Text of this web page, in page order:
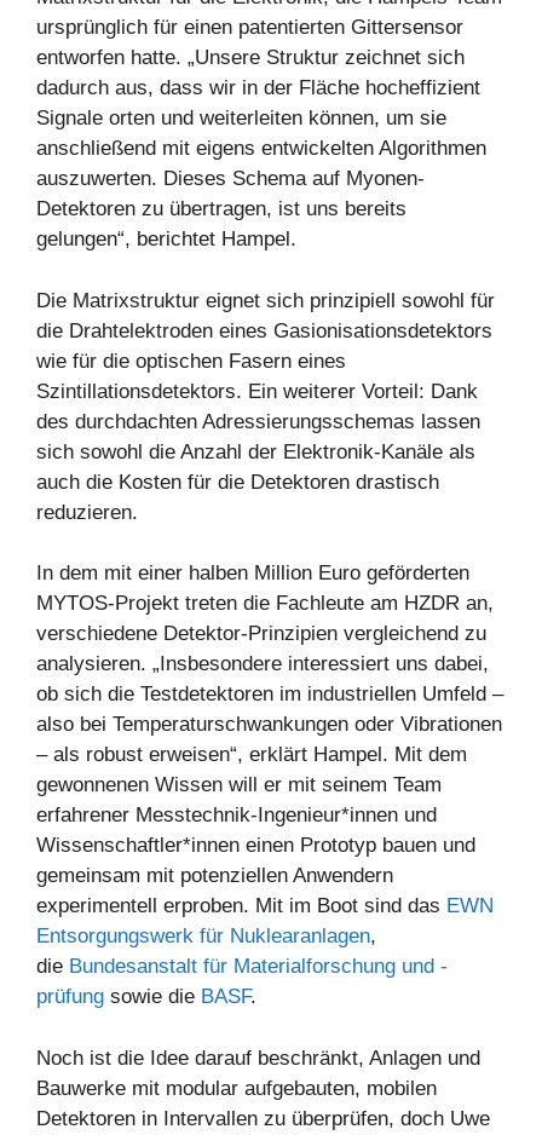
ursprünglich für einen patentierten Gittersensor
entworfen hatte. „Unsere Struktur zeichnet sich
dadurch aus, dass wir in der Fläche hocheffizient
Signale orten und weiterleiten können, um sie
anschließend mit eigens entwickelten Algorithmen
auszuwerten. Dieses Schema auf Myonen-
Detektoren zu übertragen, ist uns bereits
gelungen“, berichtet Hampel.
Die Matrixstruktur eignet sich prinzipiell sowohl für
die Drahtelektroden eines Gasionisationsdetektors
wie für die optischen Fasern eines
Szintillationsdetektors. Ein weiterer Vorteil: Dank
des durchdachten Adressierungsschemas lassen
sich sowohl die Anzahl der Elektronik-Kanäle als
auch die Kosten für die Detektoren drastisch
reduzieren.
In dem mit einer halben Million Euro geförderten
MYTOS-Projekt treten die Fachleute am HZDR an,
verschiedene Detektor-Prinzipien vergleichend zu
analysieren. „Insbesondere interessiert uns dabei,
ob sich die Testdetektoren im industriellen Umfeld –
also bei Temperaturschwankungen oder Vibrationen
– als robust erweisen“, erklärt Hampel. Mit dem
gewonnenen Wissen will er mit seinem Team
erfahrener Messtechnik-Ingenieur*innen und
Wissenschaftler*innen einen Prototyp bauen und
gemeinsam mit potenziellen Anwendern
experimentell erproben. Mit im Boot sind das EWN
Entsorgungswerk für Nuklearanlagen,
die Bundesanstalt für Materialforschung und -
prüfung sowie die BASF.
Noch ist die Idee darauf beschränkt, Anlagen und
Bauwerke mit modular aufgebauten, mobilen
Detektoren in Intervallen zu überprüfen, doch Uwe